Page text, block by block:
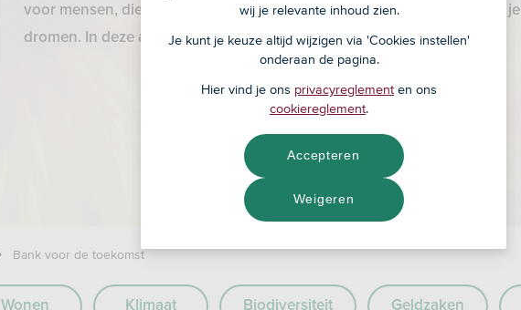
voor mensen, dieren en de natuur en te helpen bij het waarmaken van je
dromen. In deze artikelen lees je hoe ASN Bank dat doet.
Bank voor de toekomst
Wonen Klimaat Biodiversiteit Geldzaken
wij je relevante inhoud zien.
Je kunt je keuze altijd wijzigen via 'Cookies instellen'
onderaan de pagina.
Hier vind je ons privacyreglement en ons
cookiereglement.
Weigeren
Accepteren